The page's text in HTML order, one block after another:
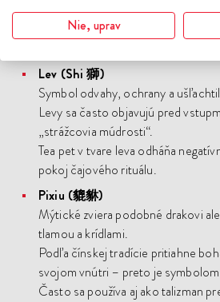
nebom a zemou.
Často sa umiestňuje v blízkosti
Lev (Shi 獅)
Symbol odvahy, ochrany a
Levy sa často objavujú pred
„strážcovia múdrosti“.
Tea pet v tvare leva odháňa
pokoj čajového rituálu.
Pixiu (貔貅)
Mýtické zviera podobné drakovi
tlamou a krídlami.
Podľa čínskej tradície pritiahne
svojom vnútri – preto je
Často sa používa aj ako talizman
Nie, uprav